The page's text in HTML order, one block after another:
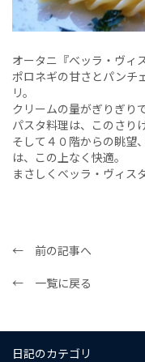
オータニ『べッラ・ヴィ
ポロネギの甘さとパンチ
リ。
クリームの量がぎりぎり
パスタ料理は、このさり
そして４０階からの眺望
は、この上なく快適。
まさしくべッラ・ヴィス
← 前の記事へ
← 一覧に戻る
日記のカテゴリ